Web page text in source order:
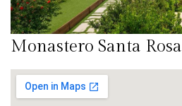
Monastero Santa Rosa